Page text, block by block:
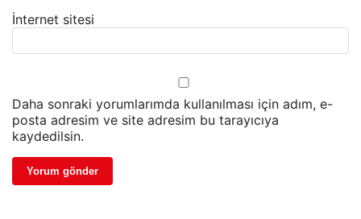
İnternet sitesi
Daha sonraki yorumlarımda kullanılması için adım, e-
posta adresim ve site adresim bu tarayıcıya
kaydedilsin.